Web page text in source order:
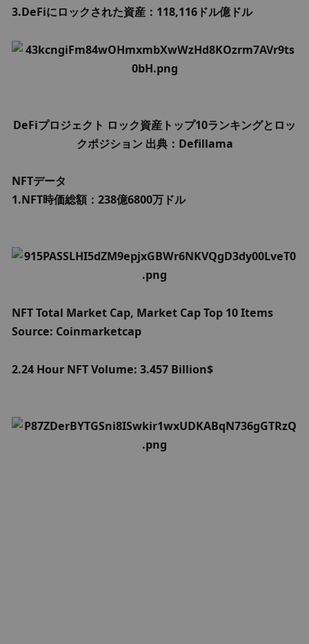
3.DeFiにロックされた資産：118,116ドル億ドル
DeFiプロジェクト ロック資産トップ10ランキングとロッ
クポジション 出典：Defillama
NFTデータ
1.NFT時価総額：238億6800万ドル
NFT Total Market Cap, Market Cap Top 10 Items
Source: Coinmarketcap
2.24 Hour NFT Volume: 3.457 Billion$